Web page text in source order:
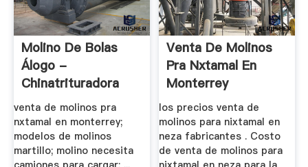
Molino De Bolas
Álogo -
Chinatrituradora
venta de molinos pra
nxtamal en monterrey;
modelos de molinos
martillo; molino necesita
Venta De Molinos
Pra Nxtamal En
Monterrey
los precios venta de
molinos para nixtamal en
neza fabricantes . Costo
de venta de molinos para